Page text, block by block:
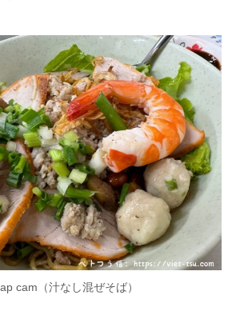
cam（汁なし混ぜそば）